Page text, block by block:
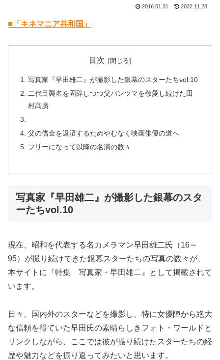
2016.01.31 2022.11.28
■「キネマニア共和国」
目次
写真家『早田雄二』が撮影した銀幕のスターたちvol.10
二代目襲名を固辞しつつ父バンツマを敬愛し続けた田
村高廣
父の借金を返済するためやむなく映画俳優の道へ
フリーになって以降の名演の数々
写真家『早田雄二』が撮影した銀幕のスタ
ーたちvol.10
現在、昭和を代表する名カメラマン早田雄二氏（16～
95）が撮り続けてきた銀幕スターたちの写真の数々が、
本サイトに『特集 写真家・早田雄二』として掲載されて
います。
日々、国内外のスターなどを撮影し、特に女優陣から絶大
な信頼を得ていた早田氏の素晴らしきフォト・ワールドと
リンクしながら、ここでは彼が撮り続けたスターたちの経
歴や魅力などを振り返ってみたいと思います。